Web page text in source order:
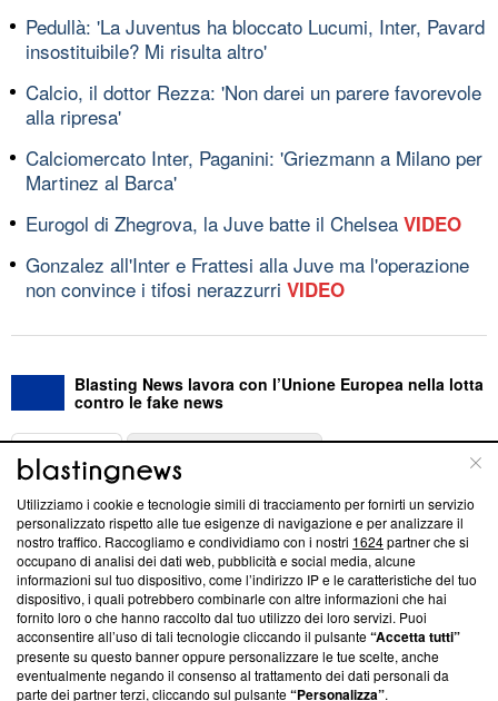
Pedullà: 'La Juventus ha bloccato Lucumi, Inter, Pavard
insostituibile? Mi risulta altro'
Calcio, il dottor Rezza: 'Non darei un parere favorevole
alla ripresa'
Calciomercato Inter, Paganini: 'Griezmann a Milano per
Martinez al Barca'
Eurogol di Zhegrova, la Juve batte il Chelsea VIDEO
Gonzalez all'Inter e Frattesi alla Juve ma l'operazione
non convince i tifosi nerazzurri VIDEO
Blasting News lavora con l’Unione Europea nella lotta
contro le fake news
ABOUT
Questa sezione offre informazioni trasparenti su Blasting
News, sui nostri processi editoriali e su come ci impegniamo a
creare news di qualità. Inoltre, afferma la nostra aderenza a
‘Trust Project - News with Integrity’Blasting News non è
ancora membro del programma, ma ha richiesto di farne
parte; Trust Project non ha ancora effettuato una verifica di
conformità agli standard.
Utilizziamo i cookie e tecnologie simili di tracciamento per fornirti un servizio
personalizzato rispetto alle tue esigenze di navigazione e per analizzare il
nostro traffico. Raccogliamo e condividiamo con i nostri 1624partner che si
occupano di analisi dei dati web, pubblicità e social media, alcune
informazioni sul tuo dispositivo, come l’indirizzo IP e le caratteristiche del tuo
dispositivo, i quali potrebbero combinarle con altre informazioni che hai
fornito loro o che hanno raccolto dal tuo utilizzo dei loro servizi. Puoi
acconsentire all’uso di tali tecnologie cliccando il pulsante“Accetta tutti”
presente su questo banner oppure personalizzare le tue scelte, anche
eventualmente negando il consenso al trattamento dei dati personali da
parte dei partner terzi, cliccando sul pulsante“Personalizza”.